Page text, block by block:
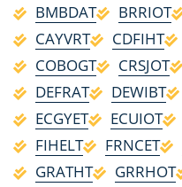
BMBDAT
BRRIOT
CAYVRT
CDFIHT
COBOGT
CRSJOT
DEFRAT
DEWIBT
ECGYET
ECUIOT
FIHELT
FRNCET
GRATHT
GRRHOT